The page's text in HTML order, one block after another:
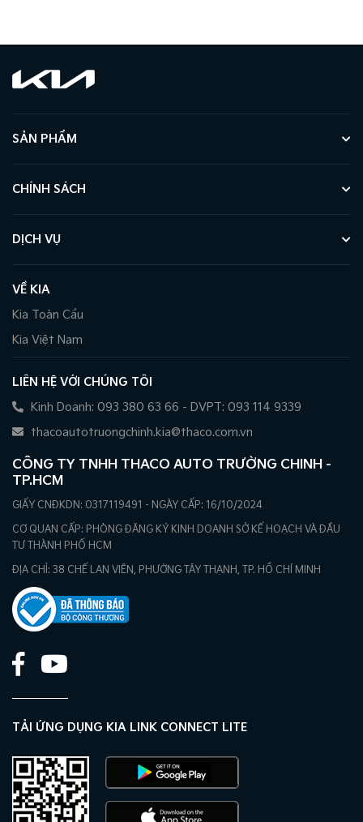
SẢN PHẨM
CHÍNH SÁCH
DỊCH VỤ
VỀ KIA
Kia Toàn Cầu
Kia Việt Nam
LIÊN HỆ VỚI CHÚNG TÔI
Kinh Doanh: 093 380 63 66 - DVPT: 093 114 9339
thacoautotruongchinh.kia@thaco.com.vn
CÔNG TY TNHH THACO AUTO TRƯỜNG CHINH -
TP.HCM
GIẤY CNĐKDN: 0317119491 - NGÀY CẤP: 16/10/2024
CƠ QUAN CẤP: PHÒNG ĐĂNG KÝ KINH DOANH SỞ KẾ HOẠCH VÀ ĐẦU
TƯ THÀNH PHỐ HCM
ĐỊA CHỈ: 38 CHẾ LAN VIÊN, PHƯỜNG TÂY THẠNH, TP. HỒ CHÍ MINH
TẢI ỨNG DỤNG KIA LINK CONNECT LITE